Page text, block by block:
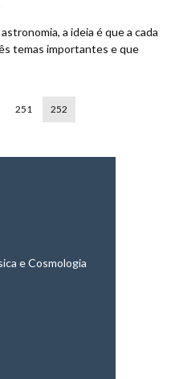
a ideia é que a cada
temas importantes e que
251 252
e Cosmologia